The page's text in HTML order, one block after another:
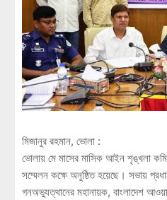
মিজানুর রহমান, ভোলা :
ভোলায় মে মাসের মাসিক আইন শৃঙ্খলা
সম্মেলন কক্ষে অনুষ্ঠিত হয়েছে। সভায়
গনঅভ্যুত্থানের মহানায়ক, বাংলাদেশ